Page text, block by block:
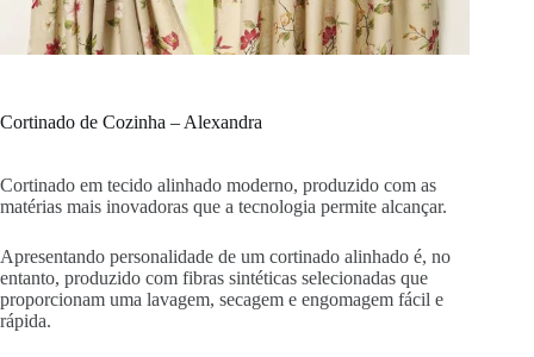
Cortinado de Cozinha – Alexandra
Cortinado em tecido alinhado moderno, produzido com as
matérias mais inovadoras que a tecnologia permite alcançar.
Apresentando personalidade de um cortinado alinhado é, no
entanto, produzido com fibras sintéticas selecionadas que
proporcionam uma lavagem, secagem e engomagem fácil e
rápida.